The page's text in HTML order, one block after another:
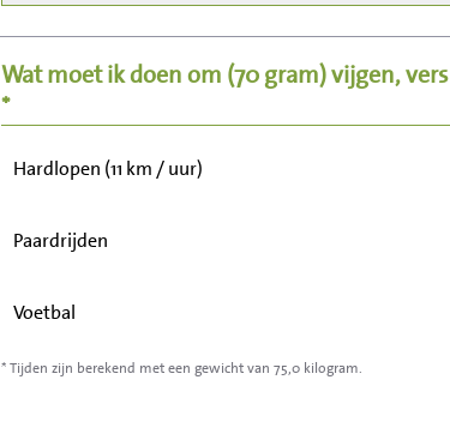
Wat moet ik doen om (70 gram)vijgen, vers
*
Hardlopen (11 km / uur)
Paardrijden
Voetbal
Stofzuigen
* Tijden zijn berekend met een gewicht van 75,0 kilogram.